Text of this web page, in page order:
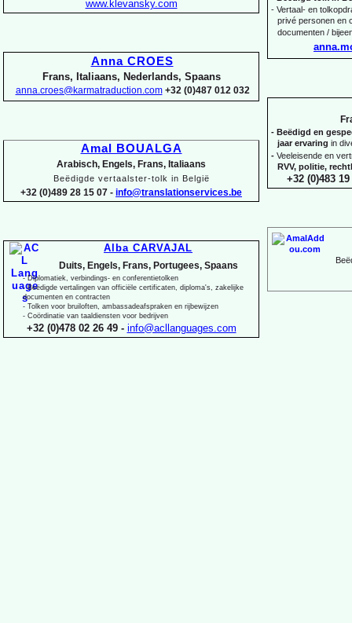
- Vertaal- en
privé personen en
documenten /
- Beëdigd en
jaar ervaring in
- Veeleisende en
RVV, politie,
+32 (0)483
www.klevansky.com
Anna CROES
Frans, Italiaans, Nederlands, Spaans
anna.croes@karmatraduction.com +32 (0)487 012 032
Amal BOUALGA
Arabisch, Engels, Frans, Italiaans
Beëdigde vertaalster-tolk in België
+32 (0)489 28 15 07 - info@translationservices.be
Alba CARVAJAL
Duits, Engels, Frans, Portugees, Spaans
-Diplomatiek, verbindings- en conferentietolken
-Beëdigde vertalingen van officiële certificaten, diploma's, zakelijke
documenten en contracten
- Tolken voor bruiloften, ambassadeafspraken en rijbewijzen
- Coördinatie van taaldiensten voor bedrijven
+32 (0)478 02 26 49 - info@acllanguages.com